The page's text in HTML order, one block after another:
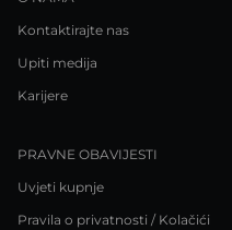
Kontaktirajte nas
Upiti medija
Karijere
PRAVNE OBAVIJESTI
Uvjeti kupnje
Pravila o privatnosti / Kolačići